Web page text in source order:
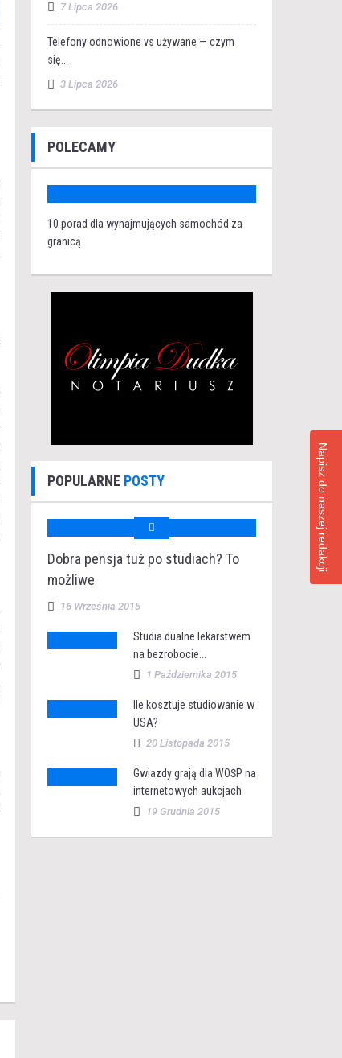
7 Lipca 2026
Telefony odnowione vs używane — czym
się...
3 Lipca 2026
POLECAMY
10 porad dla wynajmujących samochód za
granicą
POPULARNE POSTY
Dobra pensja tuż po studiach? To
możliwe
16 Września 2015
Studia dualne lekarstwem
na bezrobocie...
1 Października 2015
Ile kosztuje studiowanie w
USA?
20 Listopada 2015
Gwiazdy grają dla WOŚP na
internetowych aukcjach
19 Grudnia 2015
Napisz do naszej redakcji